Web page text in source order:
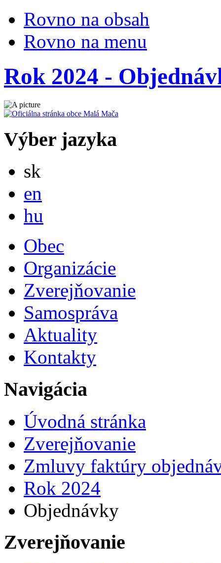
Rovno na obsah
Rovno na menu
Rok 2024 -
Výber jazyka
sk
en
hu
Obec
Organizácie
Zverejňovanie
Samospráva
Aktuality
Kontakty
Navigácia
Úvodná stránka
Zverejňovanie
Zmluvy faktúry
Rok 2024
Objednávky
Zverejňovanie